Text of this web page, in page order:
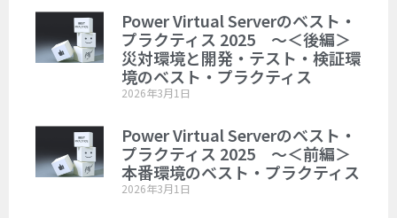
Power Virtual Serverのベスト・
プラクティス 2025 ～＜後編＞
災対環境と開発・テスト・検証環
境のベスト・プラクティス
2026年3月1日
Power Virtual Serverのベスト・
プラクティス 2025 ～＜前編＞
本番環境のベスト・プラクティス
2026年3月1日